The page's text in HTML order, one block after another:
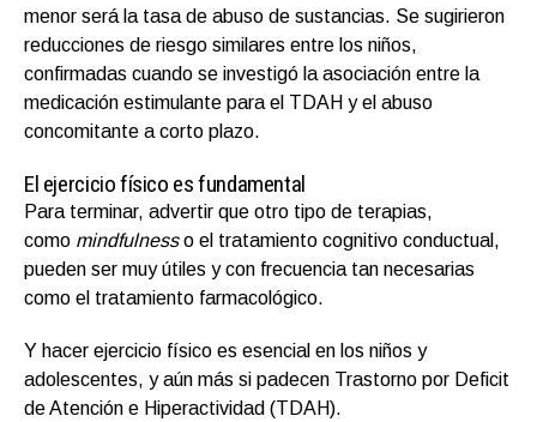
menor será la tasa de abuso de sustancias. Se sugirieron
reducciones de riesgo similares entre los niños,
confirmadas cuando se investigó la asociación entre la
medicación estimulante para el TDAH y el abuso
concomitante a corto plazo.
El ejercicio físico es fundamental
Para terminar, advertir que otro tipo de terapias,
como mindfulnesso el tratamiento cognitivo conductual,
pueden ser muy útiles y con frecuencia tan necesarias
como el tratamiento farmacológico.
Y hacer ejercicio físico es esencial en los niños y
adolescentes, y aún más si padecen Trastorno por Deficit
de Atención e Hiperactividad (TDAH).